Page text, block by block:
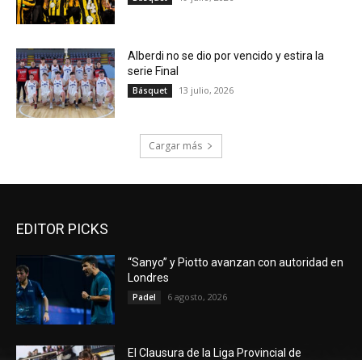
Alberdi no se dio por vencido y estira la
serie Final
Básquet 13 julio, 2026
Cargar más
EDITOR PICKS
“Sanyo” y Piotto avanzan con autoridad en
Londres
Padel 6 agosto, 2026
El Clausura de la Liga Provincial de